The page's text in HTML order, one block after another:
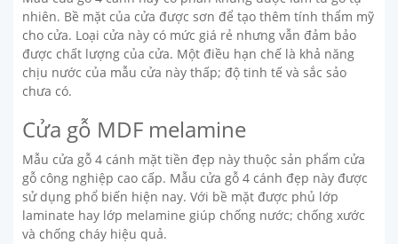
nhiên. Bề mặt của cửa được sơn để tạo thêm tính thẩm mỹ
cho cửa. Loại cửa này có mức giá rẻ nhưng vẫn đảm bảo
được chất lượng của cửa. Một điều hạn chế là khả năng
chịu nước của mẫu cửa này thấp; độ tinh tế và sắc sảo
chưa có.
Cửa gỗ MDF melamine
Mẫu cửa gỗ 4 cánh mặt tiền đẹp này thuộc sản phẩm cửa
gỗ công nghiệp cao cấp. Mẫu cửa gỗ 4 cánh đẹp này được
sử dụng phổ biến hiện nay. Với bề mặt được phủ lớp
laminate hay lớp melamine giúp chống nước; chống xước
và chống cháy hiệu quả.